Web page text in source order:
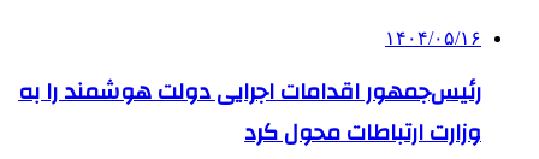
۱۴۰۴/۰۵/۱۶
رئیس‌جمهور اقدامات اجرایی دولت هوشمند را به
وزارت ارتباطات محول کرد